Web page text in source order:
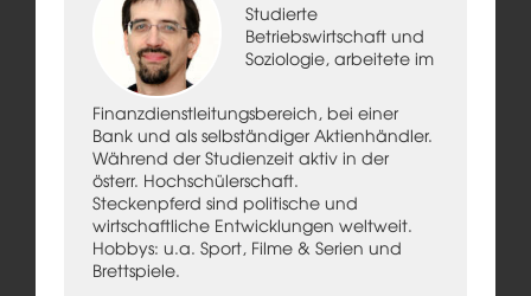
Studierte
Betriebswirtschaft und
Soziologie, arbeitete im
Finanzdienstleitungsbereich, bei einer
Bank und als selbständiger Aktienhändler.
Während der Studienzeit aktiv in der
österr. Hochschülerschaft.
Steckenpferd sind politische und
wirtschaftliche Entwicklungen weltweit.
Hobbys: u.a. Sport, Filme & Serien und
Brettspiele.